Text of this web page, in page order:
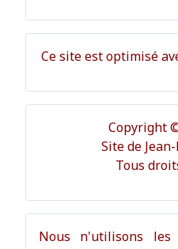
Ce site est optimisé
Copyright
Site de
Tous
Nous n'utilisons